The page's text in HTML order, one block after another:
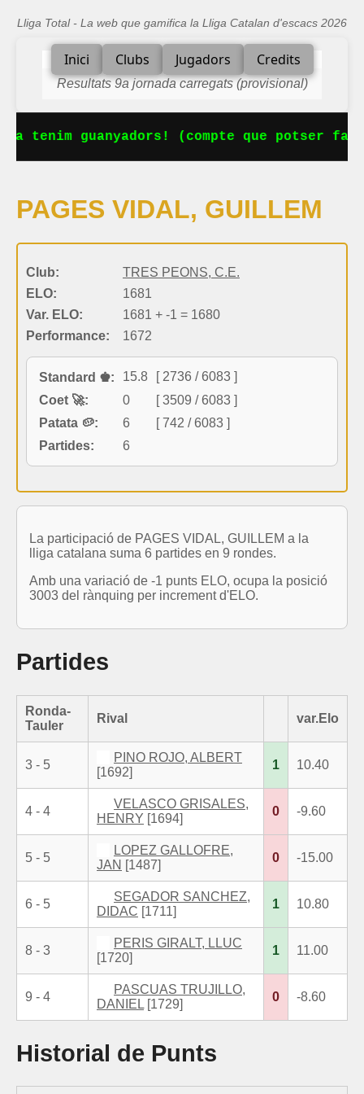
Lliga Total - La web que gamifica la Lliga Catalan d'escacs 2026
Inici Clubs Jugadors Credits
Resultats 9a jornada carregats (provisional)
tenim guanyadors! (compte que potser
PAGES VIDAL, GUILLEM
Club:
TRES PEONS, C.E.
ELO:
1681
Var. ELO:
1681 + -1 = 1680
Performance:
1672
Standard ♚: 15.8
[ 2736 / 6083 ]
Coet 🚀:
0
[ 3509 / 6083 ]
Patata 🥔:
6
[ 742 / 6083 ]
Partides:
6
La participació de PAGES VIDAL, GUILLEM a la
lliga catalana suma 6 partides en 9 rondes.
Amb una variació de -1 punts ELO, ocupa la posició
3003 del rànquing per increment d'ELO.
Partides
Ronda-
Tauler
Rival var.Elo
3 - 5
PINO ROJO, ALBERT
[1692]
1 10.40
4 - 4
VELASCO GRISALES,
HENRY [1694]
0 -9.60
5 - 5
LOPEZ GALLOFRE,
JAN [1487]
0 -15.00
6 - 5
SEGADOR SANCHEZ,
DIDAC [1711]
1 10.80
8 - 3
PERIS GIRALT, LLUC
[1720]
1 11.00
9 - 4
PASCUAS TRUJILLO,
DANIEL [1729]
0 -8.60
Historial de Punts